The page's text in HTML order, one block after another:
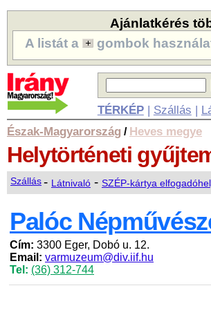
Ajánlatkérés
A listát a
gombok
TÉRKÉP| Szállás |
Észak-Magyarország / Heves megye
Helytörténeti
Szállás- Látnivaló - SZÉP-kártya
Palóc
Cím: 3300 Eger, Dobó u. 12.
Email: varmuzeum@div.iif.hu
Tel: (36) 312-744